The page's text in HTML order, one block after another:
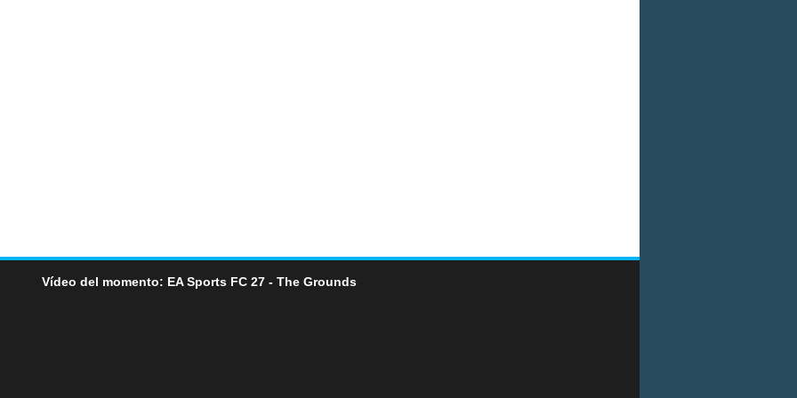
Vídeo del momento: EA Sports FC 27 - The Grounds